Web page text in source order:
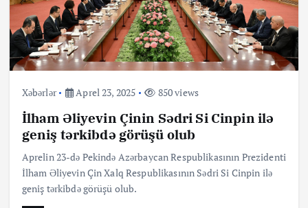
Xəbərlər Aprel 23, 2025 850 views
İlham Əliyevin Çinin Sədri Si Cinpin ilə
geniş tərkibdə görüşü olub
Aprelin 23-də Pekində Azərbaycan Respublikasının Prezidenti
İlham Əliyevin Çin Xalq Respublikasının Sədri Si Cinpin ilə
geniş tərkibdə görüşü olub.